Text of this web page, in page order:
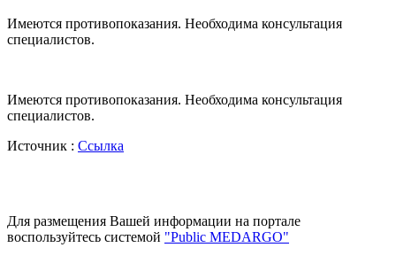
Имеются противопоказания. Необходима консультация
специалистов.
Имеются противопоказания. Необходима консультация
специалистов.
Источник : Ссылка
Для размещения Вашей информации на портале
воспользуйтесь системой "Public MEDARGO"